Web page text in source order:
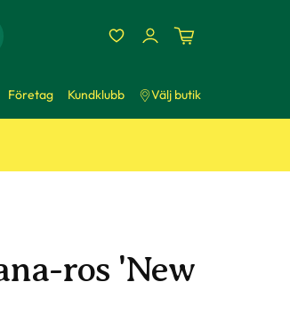
Företag Kundklubb Välj butik
ros 'New